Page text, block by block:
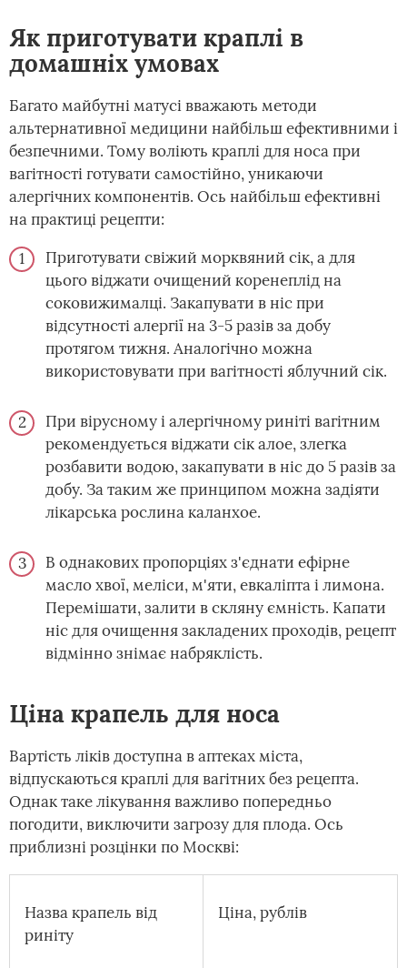
Як приготувати краплі в
домашніх умовах
Багато майбутні матусі вважають методи
альтернативної медицини найбільш ефективними і
безпечними. Тому воліють краплі для носа при
вагітності готувати самостійно, уникаючи
алергічних компонентів. Ось найбільш ефективні
на практиці рецепти:
Приготувати свіжий морквяний сік, а для
цього віджати очищений коренеплід на
соковижималці. Закапувати в ніс при
відсутності алергії на 3-5 разів за добу
протягом тижня. Аналогічно можна
використовувати при вагітності яблучний сік.
При вірусному і алергічному риніті вагітним
рекомендується віджати сік алое, злегка
розбавити водою, закапувати в ніс до 5 разів за
добу. За таким же принципом можна задіяти
лікарська рослина каланхое.
В однакових пропорціях з'єднати ефірне
масло хвої, меліси, м'яти, евкаліпта і лимона.
Перемішати, залити в скляну ємність. Капати
ніс для очищення закладених проходів, рецепт
відмінно знімає набряклість.
Ціна крапель для носа
Вартість ліків доступна в аптеках міста,
відпускаються краплі для вагітних без рецепта.
Однак таке лікування важливо попередньо
погодити, виключити загрозу для плода. Ось
приблизні розцінки по Москві:
Назва крапель від
риніту
Ціна, рублів